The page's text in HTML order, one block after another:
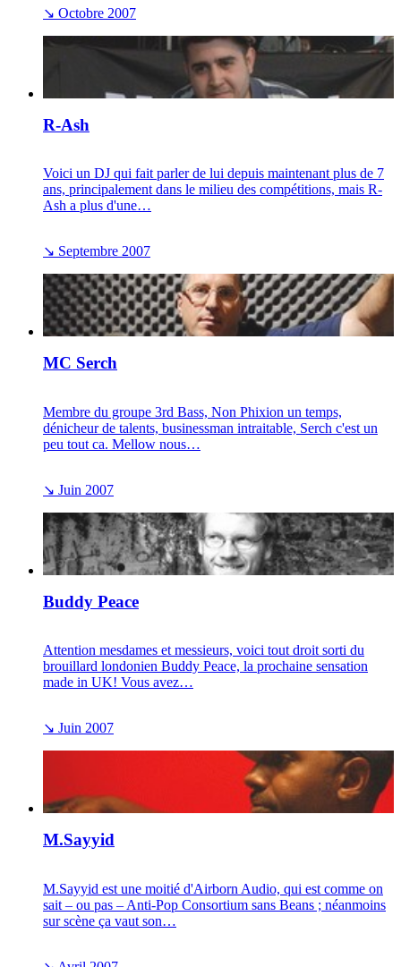
↘ Octobre 2007
R-Ash
Voici un DJ qui fait parler de lui depuis maintenant plus de 7
ans, principalement dans le milieu des compétitions, mais R-
Ash a plus d'une…
↘ Septembre 2007
MC Serch
Membre du groupe 3rd Bass, Non Phixion un temps,
dénicheur de talents, businessman intraitable, Serch c'est un
peu tout ca. Mellow nous…
↘ Juin 2007
Buddy Peace
Attention mesdames et messieurs, voici tout droit sorti du
brouillard londonien Buddy Peace, la prochaine sensation
made in UK! Vous avez…
↘ Juin 2007
M.Sayyid
M.Sayyid est une moitié d'Airborn Audio, qui est comme on
sait – ou pas – Anti-Pop Consortium sans Beans ; néanmoins
sur scène ça vaut son…